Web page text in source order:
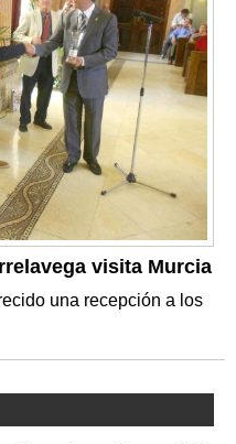
visita Murcia
una recepción a los